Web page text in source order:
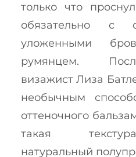
только что
обязательно с
уложенными
румянцем.
визажист Лиза
необычным
оттеночного
такая
натуральный